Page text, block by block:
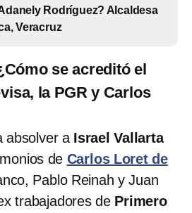
Rodríguez? Alcaldesa
Veracruz
se acreditó el
la PGR y Carlos
absolver a Israel Vallarta
de Carlos Loret de
Pablo Reinah y Juan
trabajadores de Primero